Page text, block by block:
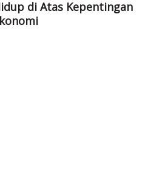
di Atas Kepentingan